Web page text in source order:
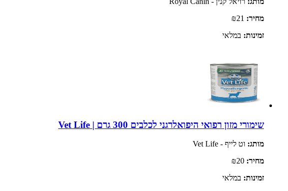
מחיר:
זמינות: במלאי
שימורי מזון רפואי היפואלרגני לכלבים 300 גרם | Vet Life
מותג: וט לייף - Vet Life
מחיר:
זמינות: במלאי